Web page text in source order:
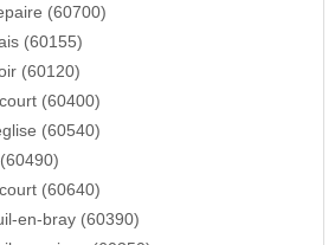
(60700)
(60155)
(60120)
(60400)
(60540)
(60640)
en-bray (60390)